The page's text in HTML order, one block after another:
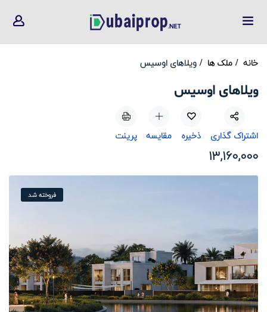
خانه ملک ها ویلاهای اوسیس
ویلاهای اوسیس
اشتراک گذاری ذخیره مقایسه پرینت
13,160,000
فروخته شد